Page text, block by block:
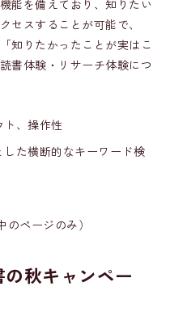
能を備えており、知りたい
セスすることが可能で、
知りたかったことが実はこ
書体験・リサーチ体験につ
、操作性
た横断的なキーワード検
ページのみ）
秋キャンペー